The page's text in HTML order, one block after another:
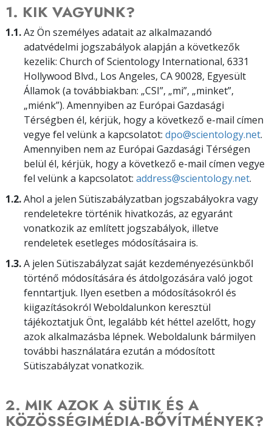
1. KIK VAGYUNK?
1.1.Az Ön személyes adatait az alkalmazandó
adatvédelmi jogszabályok alapján a következők
kezelik: Church of Scientology International, 6331
Hollywood Blvd., Los Angeles, CA 90028, Egyesült
Államok (a továbbiakban: „CSI”, „mi”, „minket”,
„miénk”). Amennyiben az Európai Gazdasági
Térségben él, kérjük, hogy a következő e-mail címen
vegye fel velünk a kapcsolatot: dpo@scientology.net.
Amennyiben nem az Európai Gazdasági Térségen
belül él, kérjük, hogy a következő e-mail címen vegye
fel velünk a kapcsolatot: address@scientology.net.
1.2.Ahol a jelen Sütiszabályzatban jogszabályokra vagy
rendeletekre történik hivatkozás, az egyaránt
vonatkozik az említett jogszabályok, illetve
rendeletek esetleges módosításaira is.
1.3.A jelen Sütiszabályzat saját kezdeményezésünkből
történő módosítására és átdolgozására való jogot
fenntartjuk. Ilyen esetben a módosításokról és
kiigazításokról Weboldalunkon keresztül
tájékoztatjuk Önt, legalább két héttel azelőtt, hogy
azok alkalmazásba lépnek. Weboldalunk bármilyen
további használatára ezután a módosított
Sütiszabályzat vonatkozik.
2. MIK AZOK A SÜTIK ÉS A
KÖZÖSSÉGIMÉDIA-BŐVÍTMÉNYEK?